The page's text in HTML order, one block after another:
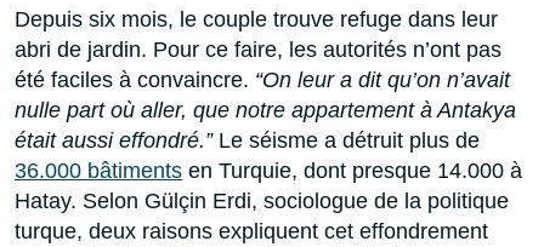
Depuis six mois, le couple trouve refuge dans leur
abri de jardin. Pour ce faire, les autorités n’ont pas
été faciles à convaincre. “On leur a dit qu’on n’avait
nulle part où aller, que notre appartement à Antakya
était aussi effondré.” Le séisme a détruit plus de
36.000 bâtiments en Turquie, dont presque 14.000 à
Hatay. Selon Gülçin Erdi, sociologue de la politique
turque, deux raisons expliquent cet effondrement